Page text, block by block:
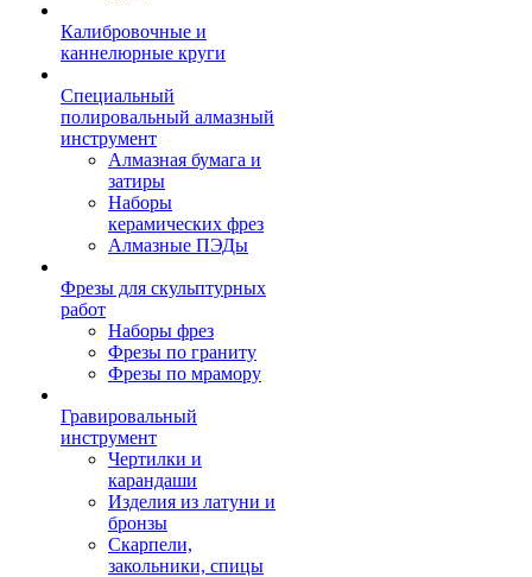
Калибровочные и
каннелюрные круги
Специальный
полировальный алмазный
инструмент
Алмазная бумага и
затиры
Наборы
керамических фрез
Алмазные ПЭДы
Фрезы для скульптурных
работ
Наборы фрез
Фрезы по граниту
Фрезы по мрамору
Гравировальный
инструмент
Чертилки и
карандаши
Изделия из латуни и
бронзы
Скарпели,
закольники, спицы